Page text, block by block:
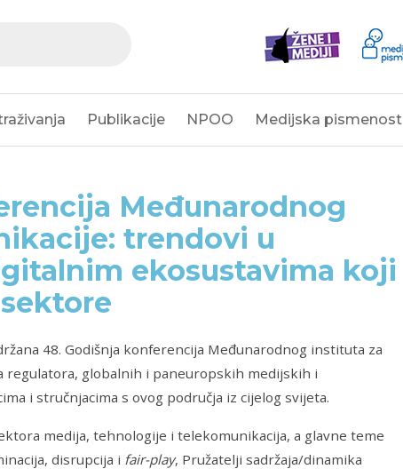
Publikacije NPOO Medijska pismenost
Međunarodnog
trendovi u
ekosustavima koji
48. Godišnja konferencija Međunarodnog instituta za
regulatora, globalnih i paneuropskih medijskih i
i stručnjacima s ovog područja iz cijelog svijeta.
medija, tehnologije i telekomunikacija, a glavne teme
disrupcija i fair-play, Pružatelji sadržaja/dinamika